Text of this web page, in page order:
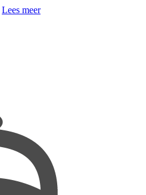
Lees meer